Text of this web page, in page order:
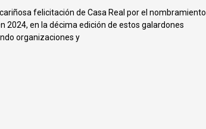
felicitación de Casa Real por el nombramiento
2024, en la décima edición de estos galardones
organizaciones y